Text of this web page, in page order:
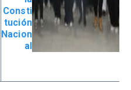
Consti
tución
Nacion
al